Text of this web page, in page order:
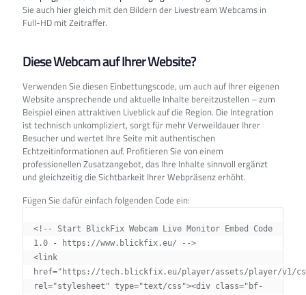
Sie auch hier gleich mit den Bildern der Livestream Webcams in
Full-HD mit Zeitraffer.
Diese Webcam auf Ihrer Website?
Verwenden Sie diesen Einbettungscode, um auch auf Ihrer eigenen
Website ansprechende und aktuelle Inhalte bereitzustellen – zum
Beispiel einen attraktiven Liveblick auf die Region. Die Integration
ist technisch unkompliziert, sorgt für mehr Verweildauer Ihrer
Besucher und wertet Ihre Seite mit authentischen
Echtzeitinformationen auf. Profitieren Sie von einem
professionellen Zusatzangebot, das Ihre Inhalte sinnvoll ergänzt
und gleichzeitig die Sichtbarkeit Ihrer Webpräsenz erhöht.
Fügen Sie dafür einfach folgenden Code ein:
<!-- Start BlickFix Webcam Live Monitor Embed Code
1.0 - https://www.blickfix.eu/ -->
<link
href="https://tech.blickfix.eu/player/assets/player/v1/
rel="stylesheet" type="text/css"><div class="bf-